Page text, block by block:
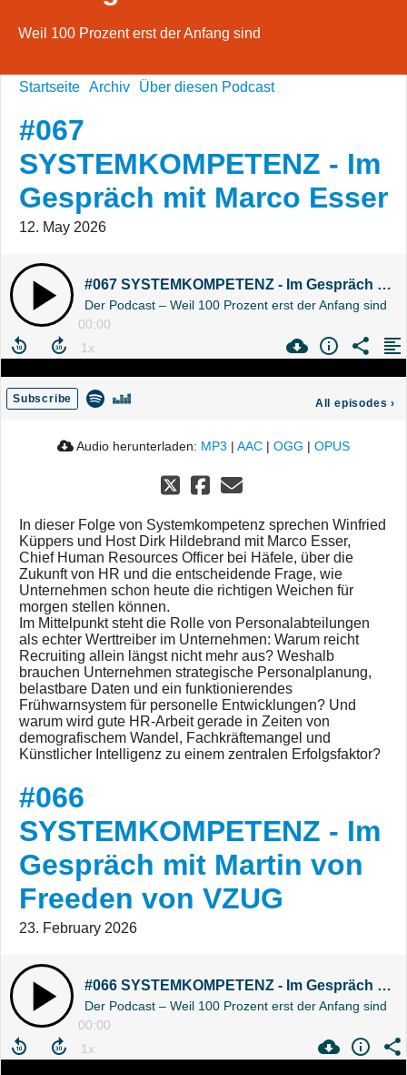
Weil 100 Prozent erst der Anfang sind
Startseite Archiv Über diesen Podcast
#067
SYSTEMKOMPETENZ - Im
Gespräch mit Marco Esser
12. May 2026
#067 SYSTEMKOMPETENZ - Im Gespräch mit Marco Esser
Der Podcast – Weil 100 Prozent erst der Anfang sind
00:00
Subscribe All episodes ›
Audio herunterladen: MP3 | AAC | OGG | OPUS
In dieser Folge von Systemkompetenz sprechen Winfried
Küppers und Host Dirk Hildebrand mit Marco Esser,
Chief Human Resources Officer bei Häfele, über die
Zukunft von HR und die entscheidende Frage, wie
Unternehmen schon heute die richtigen Weichen für
morgen stellen können.
Im Mittelpunkt steht die Rolle von Personalabteilungen
als echter Werttreiber im Unternehmen: Warum reicht
Recruiting allein längst nicht mehr aus? Weshalb
brauchen Unternehmen strategische Personalplanung,
belastbare Daten und ein funktionierendes
Frühwarnsystem für personelle Entwicklungen? Und
warum wird gute HR-Arbeit gerade in Zeiten von
demografischem Wandel, Fachkräftemangel und
Künstlicher Intelligenz zu einem zentralen Erfolgsfaktor?
#066
SYSTEMKOMPETENZ - Im
Gespräch mit Martin von
Freeden von VZUG
23. February 2026
#066 SYSTEMKOMPETENZ - Im Gespräch mit Martin von Freeden von VZUG
Der Podcast – Weil 100 Prozent erst der Anfang sind
00:00